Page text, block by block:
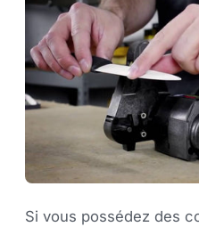
Si vous possédez des